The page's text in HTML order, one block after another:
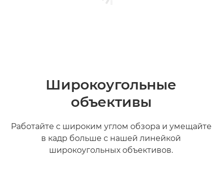
Широкоугольные
объективы
Работайте с широким углом обзора и умещайте
в кадр больше с нашей линейкой
широкоугольных объективов.